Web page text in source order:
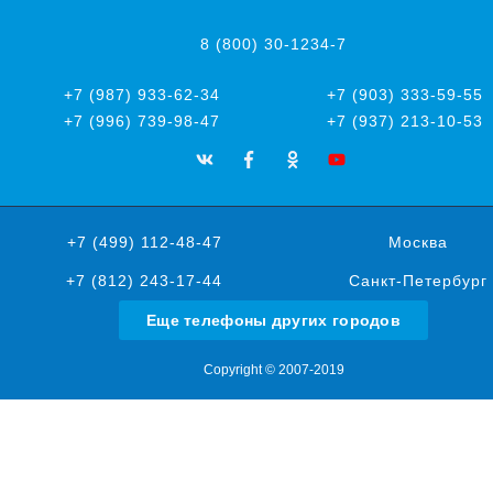
8 (800) 30-1234-7
+7 (987) 933-62-34
+7 (903) 333-59-55
+7 (996) 739-98-47
+7 (937) 213-10-53
+7 (499) 112-48-47 Москва
+7 (812) 243-17-44 Санкт-Петербург
Еще телефоны других городов
Copyright © 2007-2019